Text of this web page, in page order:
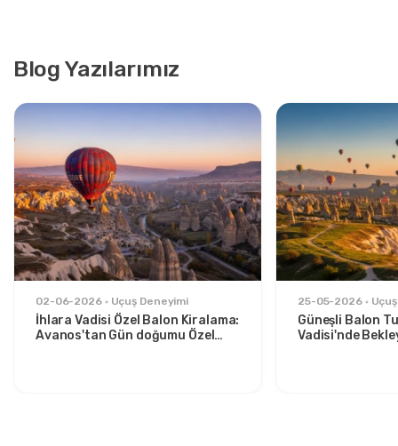
Blog Yazılarımız
02-06-2026 Uçuş Deneyimi
İhlara Vadisi Özel Balon Kiralama:
Avanos'tan Gün doğumu Özel
25-05-2026
Güneşli Balon
Vadisi'nde